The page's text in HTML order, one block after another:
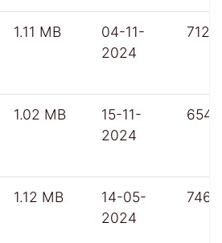
1.11 MB
04-11-
2024
712
1.02 MB
15-11-
2024
654
1.12 MB
14-05-
2024
746